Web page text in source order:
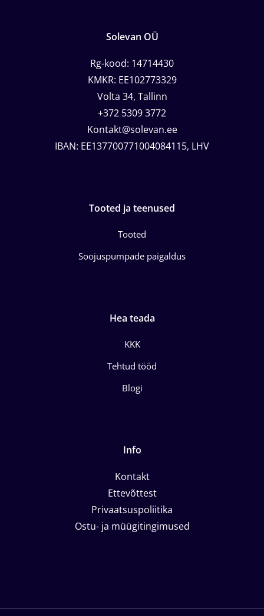
Solevan OÜ
Rg-kood: 14714430
KMKR: EE102773329
Volta 34, Tallinn
+372 5309 3772
Kontakt@solevan.ee
IBAN: EE137700771004084115, LHV
Tooted ja teenused
Tooted
Soojuspumpade paigaldus
Hea teada
KKK
Tehtud tööd
Blogi
Info
Kontakt
Ettevõttest
Privaatsuspoliitika
Ostu- ja müügitingimused